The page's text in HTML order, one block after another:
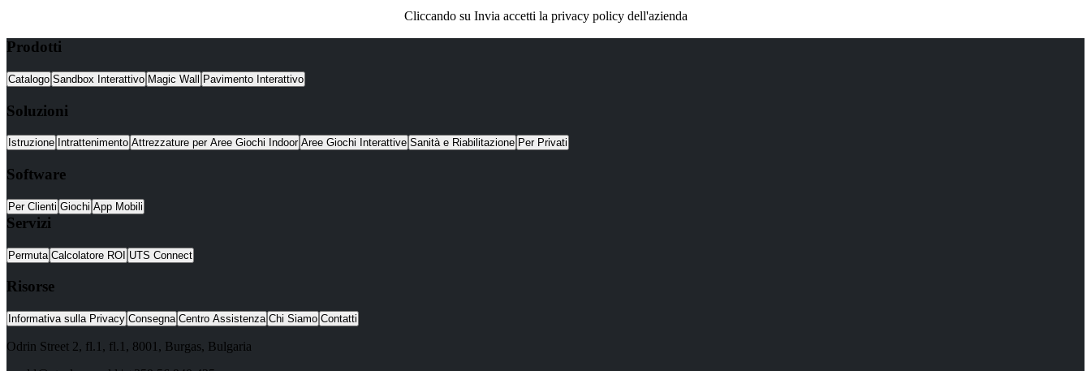
Cliccando su Invia accetti la privacy policy dell'azienda
Prodotti
Catalogo Sandbox Interattivo Magic Wall Pavimento Interattivo
Soluzioni
Istruzione Intrattenimento Attrezzature per Aree Giochi Indoor Aree Giochi Interattive Sanità e Riabilitazione Per Privati
Software
Per Clienti Giochi App Mobili
Servizi
Permuta Calcolatore ROI UTS Connect
Risorse
Informativa sulla Privacy Consegna Centro Assistenza Chi Siamo Contatti
Odrin Street 2, fl.1 , fl.1, 8001 , Burgas, Bulgaria